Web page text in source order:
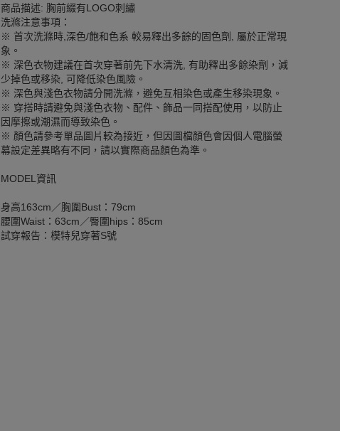
商品描述: 胸前綴有LOGO刺繡
洗滌注意事項：
※ 首次洗滌時,深色/飽和色系 較易釋出多餘的固色劑, 屬於正常現
象。
※ 深色衣物建議在首次穿著前先下水清洗, 有助釋出多餘染劑，減
少掉色或移染, 可降低染色風險。
※ 深色與淺色衣物請分開洗滌，避免互相染色或產生移染現象。
※ 穿搭時請避免與淺色衣物、配件、飾品一同搭配使用，以防止
因摩擦或潮濕而導致染色。
※ 顏色請參考單品圖片較為接近，但因圖檔顏色會因個人電腦螢
幕設定差異略有不同，請以實際商品顏色為準。
MODEL資訊
身高163cm／胸圍Bust：79cm
腰圍Waist：63cm／臀圍hips：85cm
試穿報告：模特兒穿著S號